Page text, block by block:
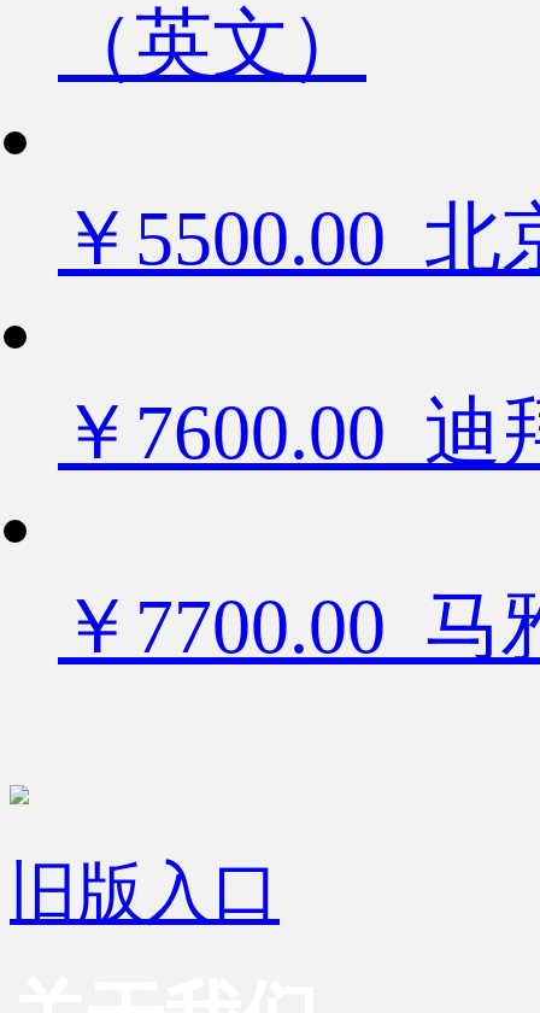
（英文）
￥5500.00
￥7600.00
￥7700.00 马
旧版入口